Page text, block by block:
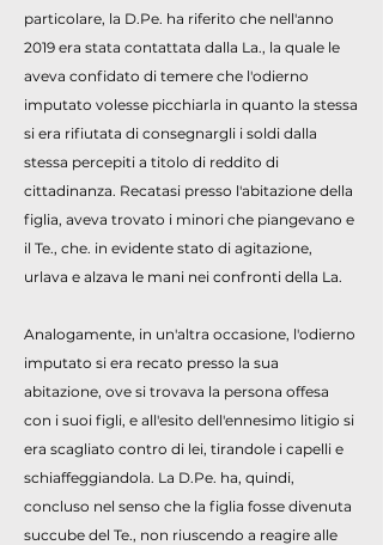
particolare, la D.Pe. ha riferito che nell'anno
2019 era stata contattata dalla La., la quale le
aveva confidato di temere che l'odierno
imputato volesse picchiarla in quanto la stessa
si era rifiutata di consegnargli i soldi dalla
stessa percepiti a titolo di reddito di
cittadinanza. Recatasi presso l'abitazione della
figlia, aveva trovato i minori che piangevano e
il Te., che. in evidente stato di agitazione,
urlava e alzava le mani nei confronti della La.
Analogamente, in un'altra occasione, l'odierno
imputato si era recato presso la sua
abitazione, ove si trovava la persona offesa
con i suoi figli, e all'esito dell'ennesimo litigio si
era scagliato contro di lei, tirandole i capelli e
schiaffeggiandola. La D.Pe. ha, quindi,
concluso nel senso che la figlia fosse divenuta
succube del Te., non riuscendo a reagire alle